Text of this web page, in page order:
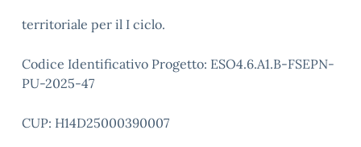
territoriale per il I ciclo.
Codice Identificativo Progetto: ESO4.6.A1.B-FSEPN-
PU-2025-47
CUP: H14D25000390007